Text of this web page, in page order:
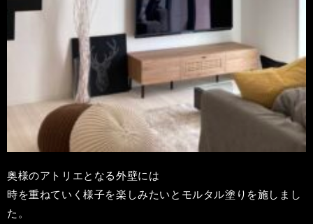
奥様のアトリエとなる外壁には
時を重ねていく様子を楽しみたいとモルタル塗りを施しまし
た。